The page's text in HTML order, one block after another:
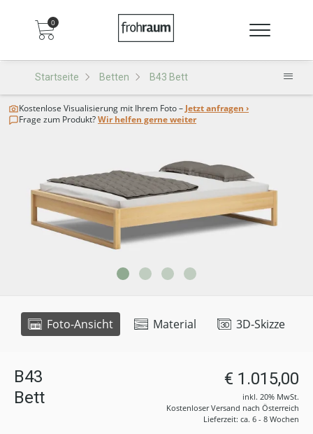
0
Startseite Betten B43 Bett
Foto-Ansicht Material 3D-Skizze
Kostenlose Visualisierung mit Ihrem Foto – Jetzt anfragen ›
Frage zum Produkt?Wir helfen gerne weiter
B43
Bett
€ 1.015,00
inkl. 20% MwSt.
Kostenloser Versand nach Österreich
Lieferzeit: ca. 6 - 8 Wochen